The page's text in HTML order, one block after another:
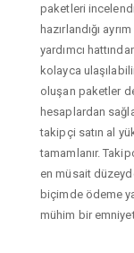
paketleri
hazırlandığı
yardımcı
kolayca
oluşan paketler
hesaplardan
takipçi satın al
tamamlanır.
en müsait
biçimde ödeme
mühim bir